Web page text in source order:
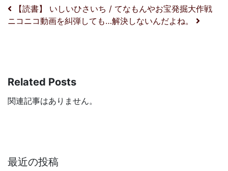
投稿ナビゲーション
【読書】 いしいひさいち / てなもんやお宝発掘大作戦
ニコニコ動画を糾弾しても…解決しないんだよね。
Related Posts
関連記事はありません。
最近の投稿